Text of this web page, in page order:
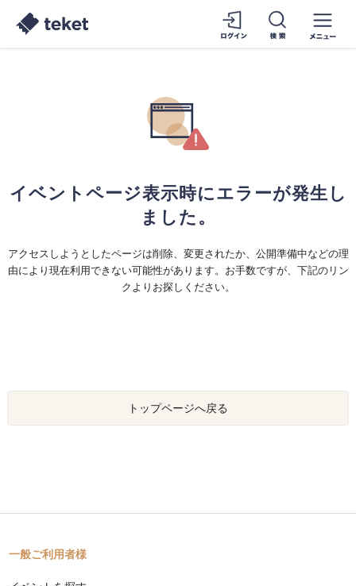
イベントページ表示時にエラーが発生し
ました。
アクセスしようとしたページは削除、変更されたか、公開準備中などの理
由により現在利用できない可能性があります。お手数ですが、下記のリン
クよりお探しください。
トップページへ戻る
一般ご利用者様